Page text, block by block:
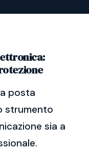
posta
strumento
sia a